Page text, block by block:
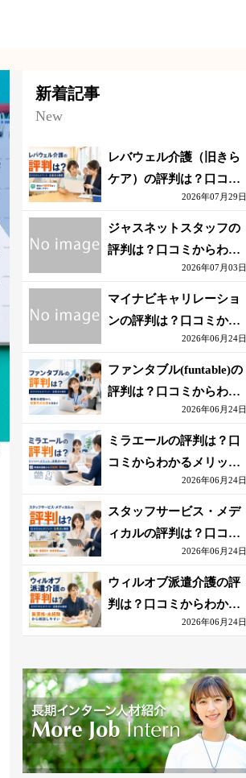
新着記事
New
レバウェル介護（旧きら
ケア）の評判は？口コミ
からわかるメリット・注
意点を解説
2026年07月29日
ジャスネットスタッフの
評判は？口コミからわか
るメリット・注意点を解
説
2026年07月03日
マイナビキャリレーショ
ンの評判は？口コミから
わかるメリット・注意点
を解説
2026年06月24日
ファンタブル(funtable)の
評判は？口コミからわか
るメリット・注意点を解
説
2026年06月24日
ミラエールの評判は？口
コミからわかるメリッ
ト・注意点を解説2026年06月24日
スタッフサービス・メデ
ィカルの評判は？口コミ
からわかるメリット・注
意点を解説
2026年06月24日
ウィルオブ派遣介護の評
判は？口コミからわかる
メリット・注意点を解説
2026年06月24日